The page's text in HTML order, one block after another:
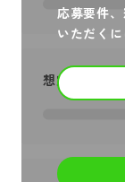
応募要件
いただく
想定年収